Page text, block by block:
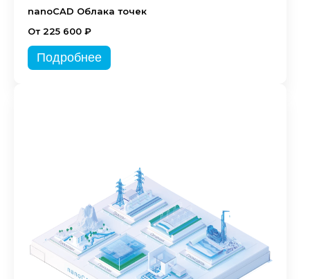
nanoCAD Облака точек
От 225 600 ₽
Подробнее